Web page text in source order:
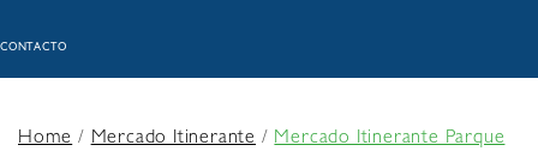
CONTACTO
Home/Mercado Itinerante /Mercado Itinerante Parque